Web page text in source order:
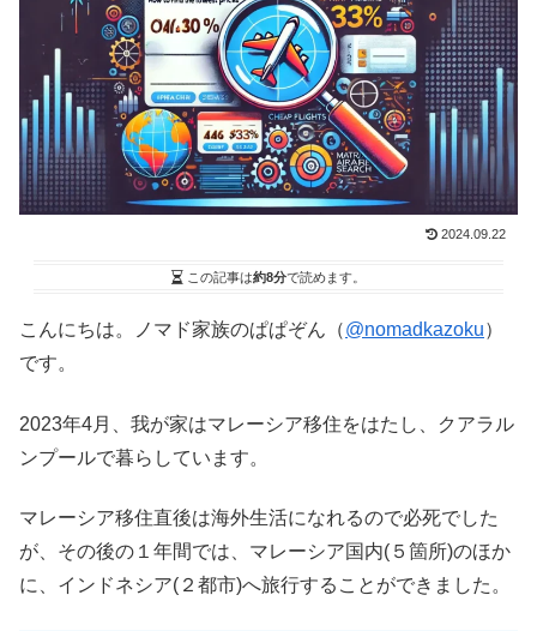
2024.09.22
この記事は約8分で読めます。
こんにちは。ノマド家族のぱぱぞん（@nomadkazoku）
です。
2023年4月、我が家はマレーシア移住をはたし、クアラル
ンプールで暮らしています。
マレーシア移住直後は海外生活になれるので必死でした
が、その後の１年間では、マレーシア国内(５箇所)のほか
に、インドネシア(２都市)へ旅行することができました。